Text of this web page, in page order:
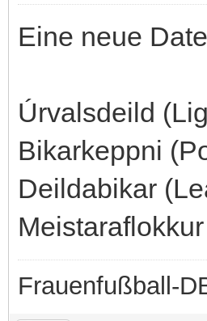
Eine neue
Úrvalsdeild
Bikarkeppni
Deildabikar
Frauenfußball-